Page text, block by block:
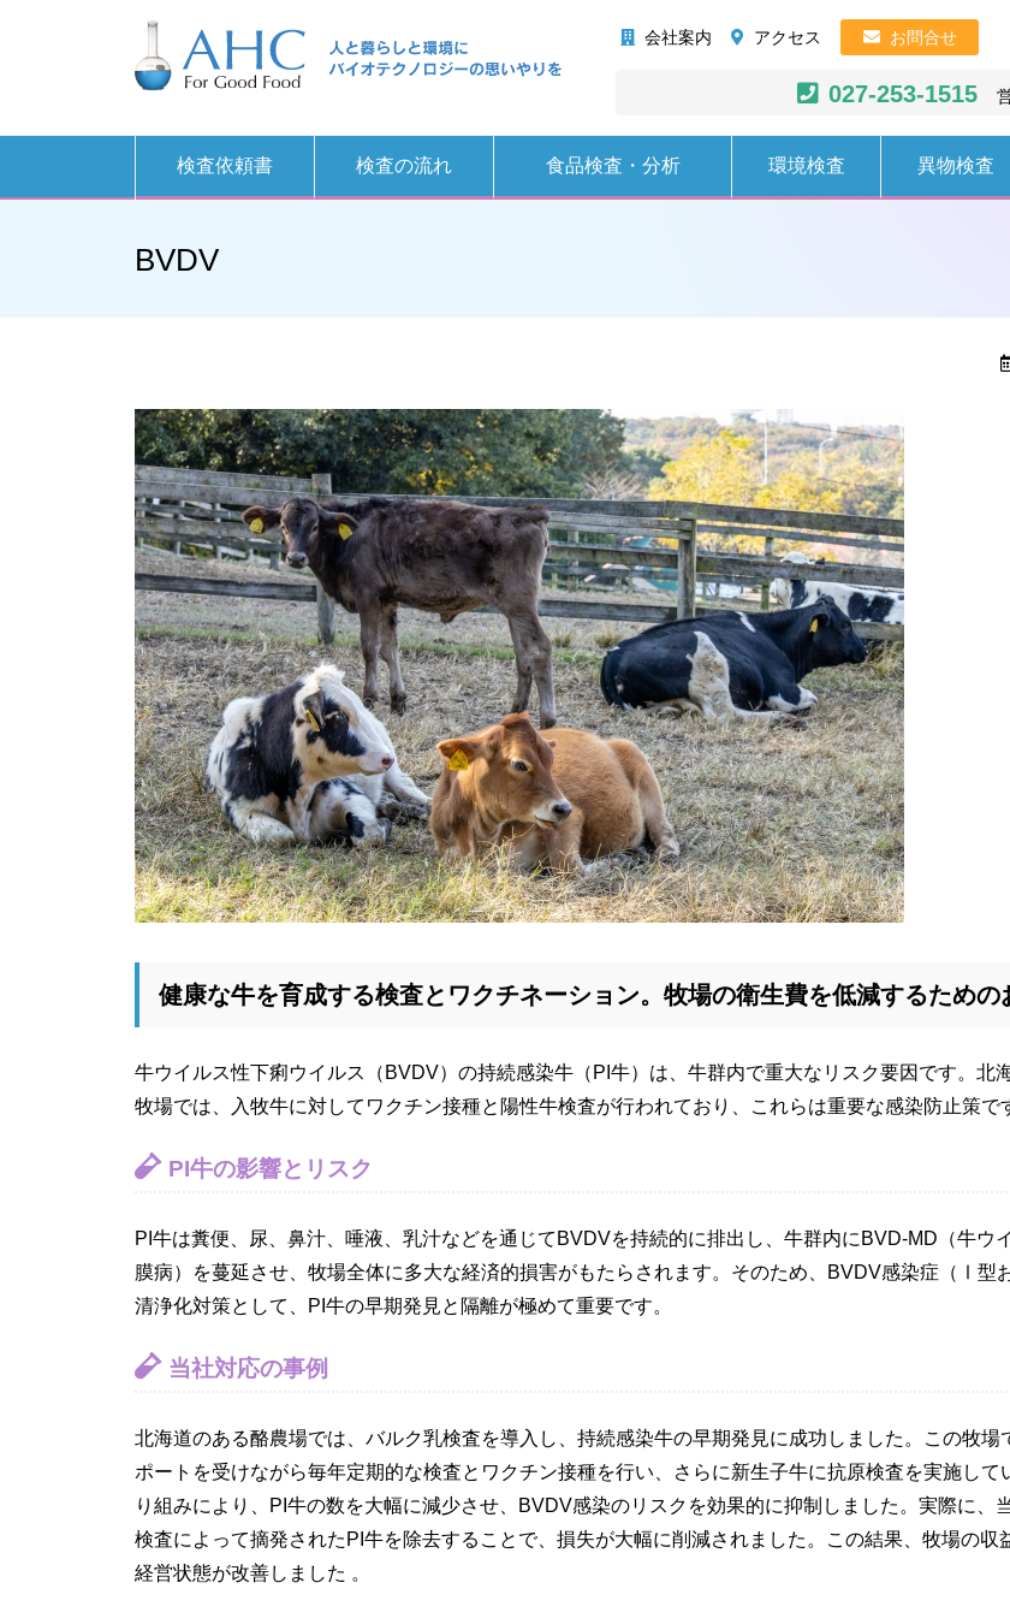
株式会社AHC
会社案内 アクセス お問合せ
027-253-1515
検査依頼書 検査の流れ 食品検査・分析 環境検査 異物検査
BVDV
健康な牛を育成する検査とワクチネーション。牧場の衛生費を低減するための
牛ウイルス性下痢ウイルス（BVDV）の持続感染牛（PI牛）は、牛群内で重大なリスク要因です。北
牧場では、入牧牛に対してワクチン接種と陽性牛検査が行われており、これらは重要な感染防止策で
PI牛の影響とリスク
PI牛は糞便、尿、鼻汁、唾液、乳汁などを通じてBVDVを持続的に排出し、牛群内にBVD-MD（牛ウ
膜病）を蔓延させ、牧場全体に多大な経済的損害がもたらされます。そのため、BVDV感染症（Ⅰ型
清浄化対策として、PI牛の早期発見と隔離が極めて重要です。
当社対応の事例
北海道のある酪農場では、バルク乳検査を導入し、持続感染牛の早期発見に成功しました。この牧場
ポートを受けながら毎年定期的な検査とワクチン接種を行い、さらに新生子牛に抗原検査を実施して
り組みにより、PI牛の数を大幅に減少させ、BVDV感染のリスクを効果的に抑制しました。実際に、
検査によって摘発されたPI牛を除去することで、損失が大幅に削減されました。この結果、牧場の収
経営状態が改善しました​ 。